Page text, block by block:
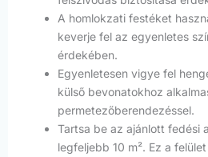
A homlokzati festéket
keverje fel az egyenletes
érdekében.
Egyenletesen vigye fel
külső bevonatokhoz
permetezőberendezéssel.
Tartsa be az ajánlott fedési
legfeljebb 10 m². Ez a